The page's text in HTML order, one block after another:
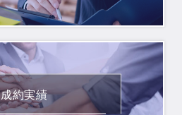
成約実績